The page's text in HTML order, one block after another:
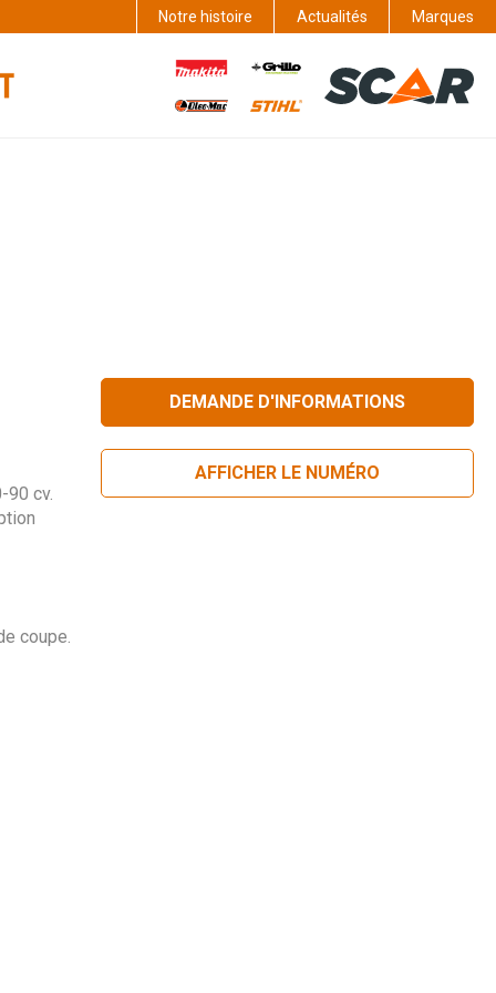
Notre histoire Actualités Marques
coupe.
90 cv.
DEMANDE D'INFORMATIONS
AFFICHER LE NUMÉRO